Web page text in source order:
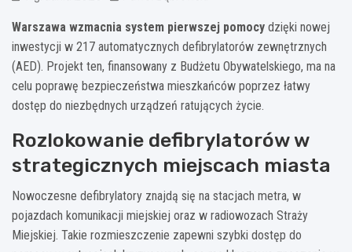
Warszawa wzmacnia system pierwszej pomocy dzięki nowej
inwestycji w 217 automatycznych defibrylatorów zewnętrznych
(AED). Projekt ten, finansowany z Budżetu Obywatelskiego, ma na
celu poprawę bezpieczeństwa mieszkańców poprzez łatwy
dostęp do niezbędnych urządzeń ratujących życie.
Rozlokowanie defibrylatorów w
strategicznych miejscach miasta
Nowoczesne defibrylatory znajdą się na stacjach metra, w
pojazdach komunikacji miejskiej oraz w radiowozach Straży
Miejskiej. Takie rozmieszczenie zapewni szybki dostęp do